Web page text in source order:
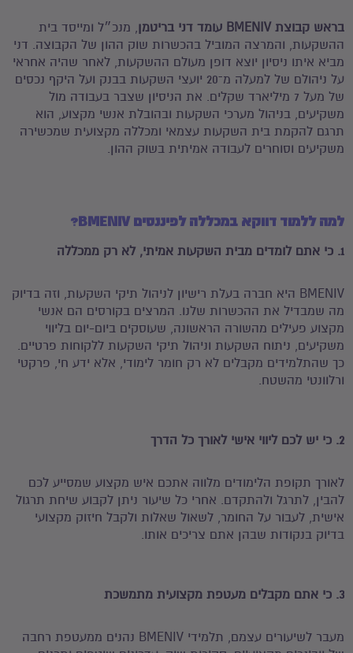
בראש קבוצת BMENIV עומד דני בריטמן
, מנכ״ל ומייסד בית
ההשקעות, והמרצה המוביל בהכשרות שוק ההון של הקבוצה. דני
מביא איתו ניסיון יוצא דופן מעולם ההשקעות, לאחר שהיה אחראי
על ניהולם של למעלה מ־20 יועצי השקעות בבנק ועל היקף נכסים
של מעל 7 מיליארד שקלים. את הניסיון שצבר בעבודה מול
משקיעים, בניהול מערכי השקעות ובהובלת אנשי מקצוע, הוא
תרגם להקמת בית השקעות עצמאי ומכללה מקצועית שמכשירה
משקיעים וסוחרים לעבודה אמיתית בשוק ההון.
למה ללמוד דווקא במכללה לפיננסים BMENIV?
1. כי אתם לומדים מבית השקעות אמיתי, לא רק ממכללה
BMENIV היא חברה בעלת רישיון לניהול תיקי השקעות, וזה בדיוק
מה שמבדיל את ההכשרות שלנו. המרצים בקורסים הם אנשי
מקצוע פעילים מהשורה הראשונה, שעוסקים ביום-יום בליווי
משקיעים, ניתוח השקעות וניהול תיקי השקעות ללקוחות פרטיים.
כך שהתלמידים מקבלים לא רק חומר לימודי, אלא ידע חי, פרקטי
ורלוונטי מהשטח.
2. כי יש לכם ליווי אישי לאורך כל הדרך
לאורך תקופת הלימודים מלווה אתכם איש מקצוע שמסייע לכם
להבין, לתרגל ולהתקדם. אחרי כל שיעור ניתן לקבוע שיחת תרגול
אישית, לעבור על החומר, לשאול שאלות ולקבל חיזוק מקצועי
בדיוק בנקודות שבהן אתם צריכים אותו.
3. כי אתם מקבלים מעטפת מקצועית מתמשכת
מעבר לשיעורים עצמם, תלמידי BMENIV נהנים ממעטפת רחבה